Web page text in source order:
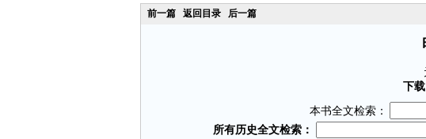
前一篇
返回目录 后一篇
下载
本书全文检索：